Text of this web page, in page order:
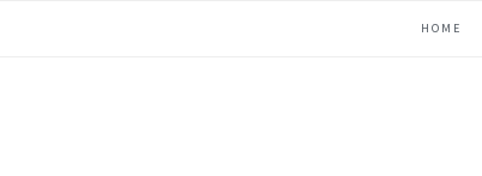
HOME